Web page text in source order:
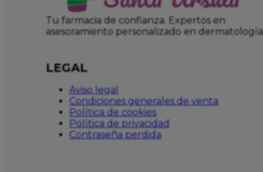
Tu farmacia de confianza. Expertos en
asesoramiento personalizado en dermatología
LEGAL
Aviso legal
Condiciones generales de venta
Política de cookies
Política de privacidad
Contraseña perdida